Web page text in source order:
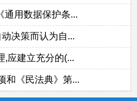
通用数据保护条...
决策而认为自...
,应建立充分的(...
和《民法典》第...